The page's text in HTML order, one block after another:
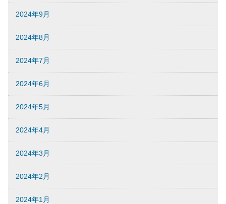
2024年9月
2024年8月
2024年7月
2024年6月
2024年5月
2024年4月
2024年3月
2024年2月
2024年1月